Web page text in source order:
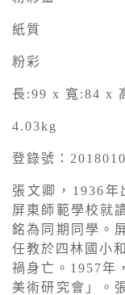
紙質
粉彩
長:99 x 寬:84 x
4.03kg
登錄號：
張文卿，1936年
屏東師範學校就
銘為同期同學。
任教於四林國小
禍身亡。1957年
美術研究會」。